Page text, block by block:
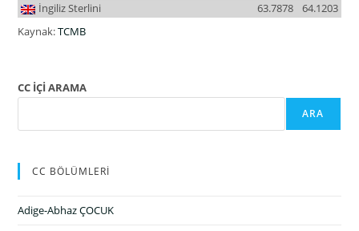
İngiliz Sterlini
64.1203
63.7878
Kaynak:TCMB
CC İÇİ ARAMA
ARA
CC BÖLÜMLERİ
Adige-Abhaz ÇOCUK